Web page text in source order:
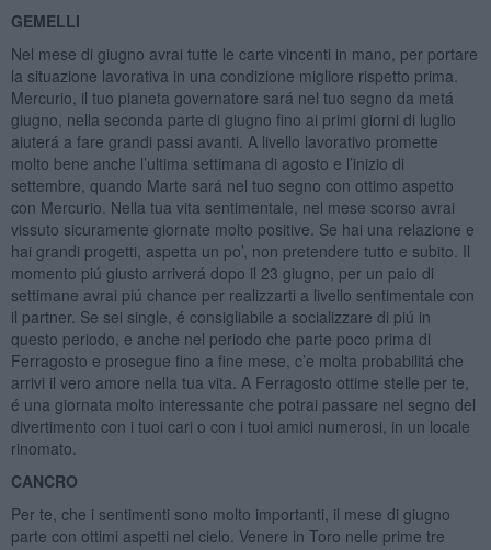
GEMELLI
Nel mese di giugno avrai tutte le carte vincenti in mano, per portare
la situazione lavorativa in una condizione migliore rispetto prima.
Mercurio, il tuo pianeta governatore sará nel tuo segno da metá
giugno, nella seconda parte di giugno fino ai primi giorni di luglio
aiuterá a fare grandi passi avanti. A livello lavorativo promette
molto bene anche l’ultima settimana di agosto e l’inizio di
settembre, quando Marte sará nel tuo segno con ottimo aspetto
con Mercurio. Nella tua vita sentimentale, nel mese scorso avrai
vissuto sicuramente giornate molto positive. Se hai una relazione e
hai grandi progetti, aspetta un po’, non pretendere tutto e subito. Il
momento piú giusto arriverá dopo il 23 giugno, per un paio di
settimane avrai piú chance per realizzarti a livello sentimentale con
il partner. Se sei single, é consigliabile a socializzare di piú in
questo periodo, e anche nel periodo che parte poco prima di
Ferragosto e prosegue fino a fine mese, c’e molta probabilitá che
arrivi il vero amore nella tua vita. A Ferragosto ottime stelle per te,
é una giornata molto interessante che potrai passare nel segno del
divertimento con i tuoi cari o con i tuoi amici numerosi, in un locale
rinomato.
CANCRO
Per te, che i sentimenti sono molto importanti, il mese di giugno
parte con ottimi aspetti nel cielo. Venere in Toro nelle prime tre